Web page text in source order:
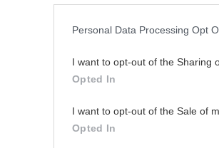
Personal Data Processing Opt
I want to opt-out of the Sharing
Opted In
I want to opt-out of the Sale of
Opted In